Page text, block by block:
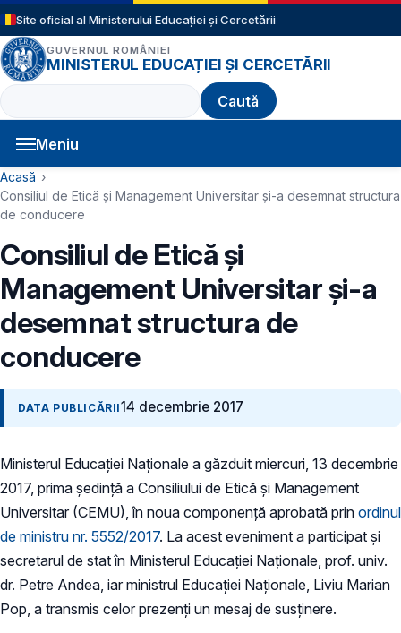
Sari la conținutul principal
Site oficial al Ministerului Educației și Cercetării
GUVERNUL ROMÂNIEI
MINISTERUL EDUCAȚIEI ȘI CERCETĂRII
Caută
Meniu
Navigație principală
Cale de navigare
Acasă
Consiliul de Etică și Management Universitar și-a desemnat structura
de conducere
Consiliul de Etică și
Management Universitar și-a
desemnat structura de
conducere
DATA PUBLICĂRII14 decembrie 2017
Ministerul Educației Naționale a găzduit miercuri, 13 decembrie
2017, prima ședință a Consiliului de Etică și Management
Universitar (CEMU), în noua componență aprobată prin ordinul
de ministru nr. 5552/2017. La acest eveniment a participat și
secretarul de stat în Ministerul Educației Naționale, prof. univ.
dr. Petre Andea, iar ministrul Educației Naționale, Liviu Marian
Pop, a transmis celor prezenți un mesaj de susținere.